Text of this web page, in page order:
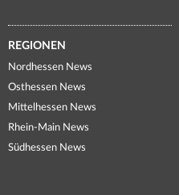
REGIONEN
Nordhessen News
Osthessen News
Mittelhessen News
Rhein-Main News
Südhessen News